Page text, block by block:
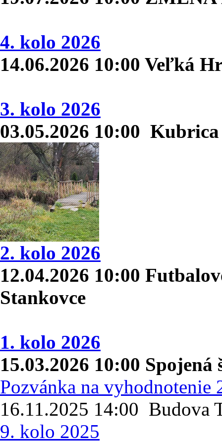
4. kolo 2026
14.06.2026 10:00 Veľká
3. kolo 2026
03.05.2026 10:00
2. kolo 2026
12.04.2026 10:00
Stankovce
1. kolo 2026
15.03.2026 10:00
Pozvánka na vyhodnotenie
16.11.2025 14:00 Budova
9. kolo 2025